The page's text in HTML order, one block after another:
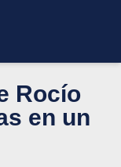
Rocío
en un